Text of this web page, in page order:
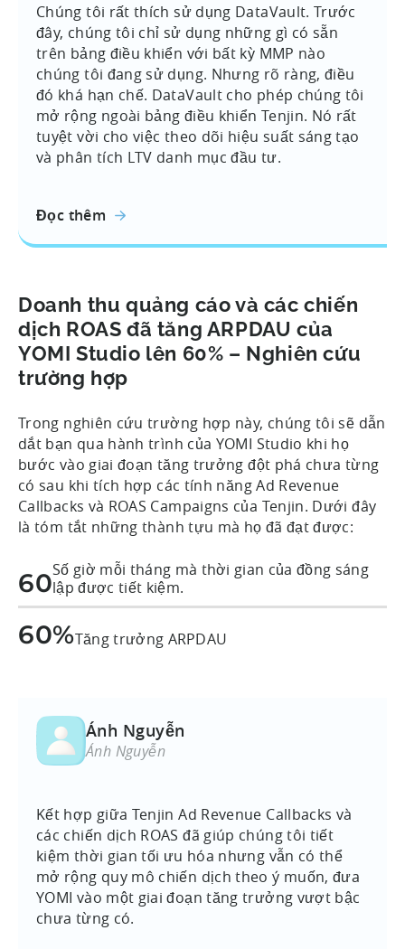
Chúng tôi rất thích sử dụng DataVault. Trước
đây, chúng tôi chỉ sử dụng những gì có sẵn
trên bảng điều khiển với bất kỳ MMP nào
chúng tôi đang sử dụng. Nhưng rõ ràng, điều
đó khá hạn chế. DataVault cho phép chúng tôi
mở rộng ngoài bảng điều khiển Tenjin. Nó rất
tuyệt vời cho việc theo dõi hiệu suất sáng tạo
và phân tích LTV danh mục đầu tư.
Đọc thêm
Doanh thu quảng cáo và các chiến
dịch ROAS đã tăng ARPDAU của
YOMI Studio lên 60% – Nghiên cứu
trường hợp
Trong nghiên cứu trường hợp này, chúng tôi sẽ dẫn
dắt bạn qua hành trình của YOMI Studio khi họ
bước vào giai đoạn tăng trưởng đột phá chưa từng
có sau khi tích hợp các tính năng Ad Revenue
Callbacks và ROAS Campaigns của Tenjin. Dưới đây
là tóm tắt những thành tựu mà họ đã đạt được:
60Số giờ mỗi tháng mà thời gian của đồng sáng
lập được tiết kiệm.
60%Tăng trưởng ARPDAU
Ánh Nguyễn
Ánh Nguyễn
Kết hợp giữa Tenjin Ad Revenue Callbacks và
các chiến dịch ROAS đã giúp chúng tôi tiết
kiệm thời gian tối ưu hóa nhưng vẫn có thể
mở rộng quy mô chiến dịch theo ý muốn, đưa
YOMI vào một giai đoạn tăng trưởng vượt bậc
chưa từng có.